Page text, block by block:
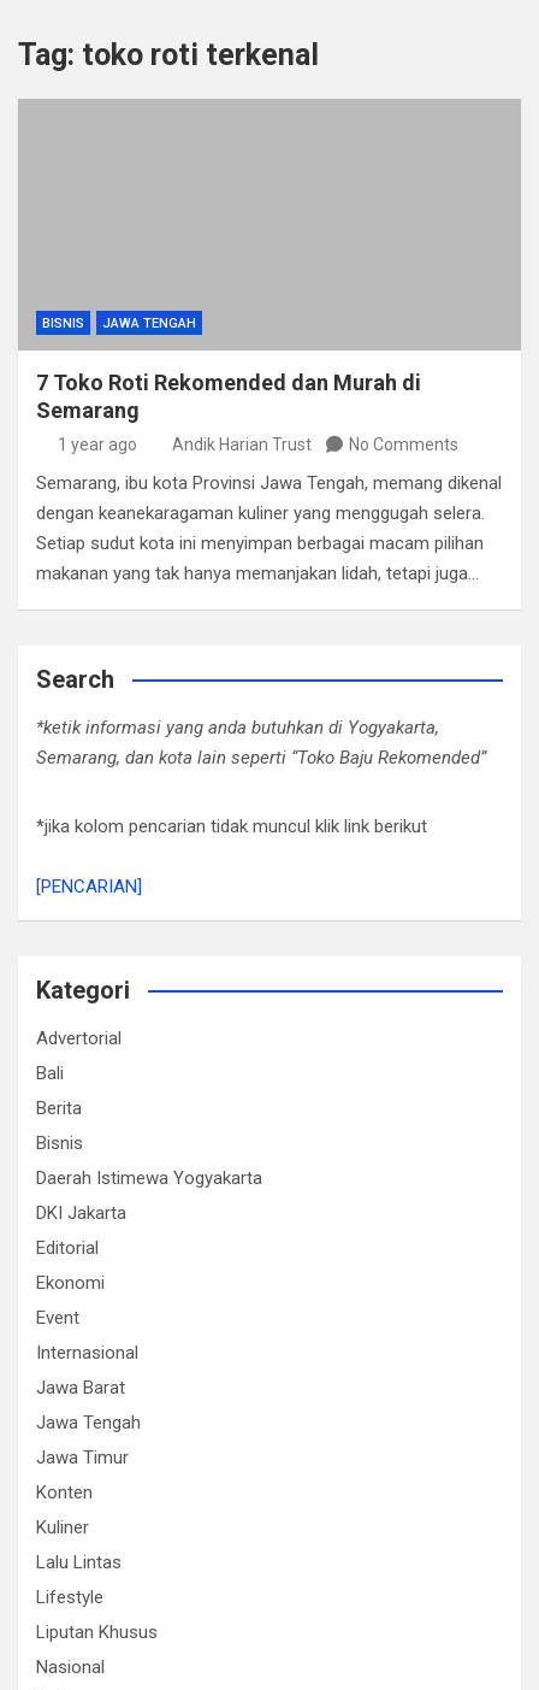
Tag: toko roti terkenal
BISNIS JAWA TENGAH
7 Toko Roti Rekomended dan Murah di
Semarang
1 year ago Andik Harian Trust No Comments
Semarang, ibu kota Provinsi Jawa Tengah, memang dikenal
dengan keanekaragaman kuliner yang menggugah selera.
Setiap sudut kota ini menyimpan berbagai macam pilihan
makanan yang tak hanya memanjakan lidah, tetapi juga…
Search
*ketik informasi yang anda butuhkan di Yogyakarta,
Semarang, dan kota lain seperti “Toko Baju Rekomended”
*jika kolom pencarian tidak muncul klik link berikut
[PENCARIAN]
Kategori
Advertorial
Bali
Berita
Bisnis
Daerah Istimewa Yogyakarta
DKI Jakarta
Editorial
Ekonomi
Event
Internasional
Jawa Barat
Jawa Tengah
Jawa Timur
Konten
Kuliner
Lalu Lintas
Lifestyle
Liputan Khusus
Nasional